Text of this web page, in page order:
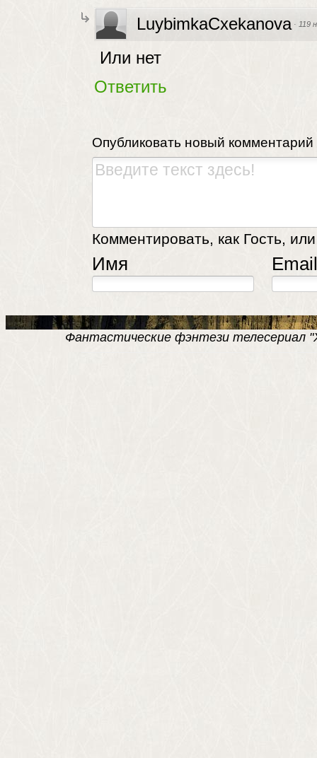
LuybimkaCxekanova · 119
Или нет
Ответить
Опубликовать новый комментарий
Комментировать, как Гость,
Имя
Фантастические фэнтези телесериал